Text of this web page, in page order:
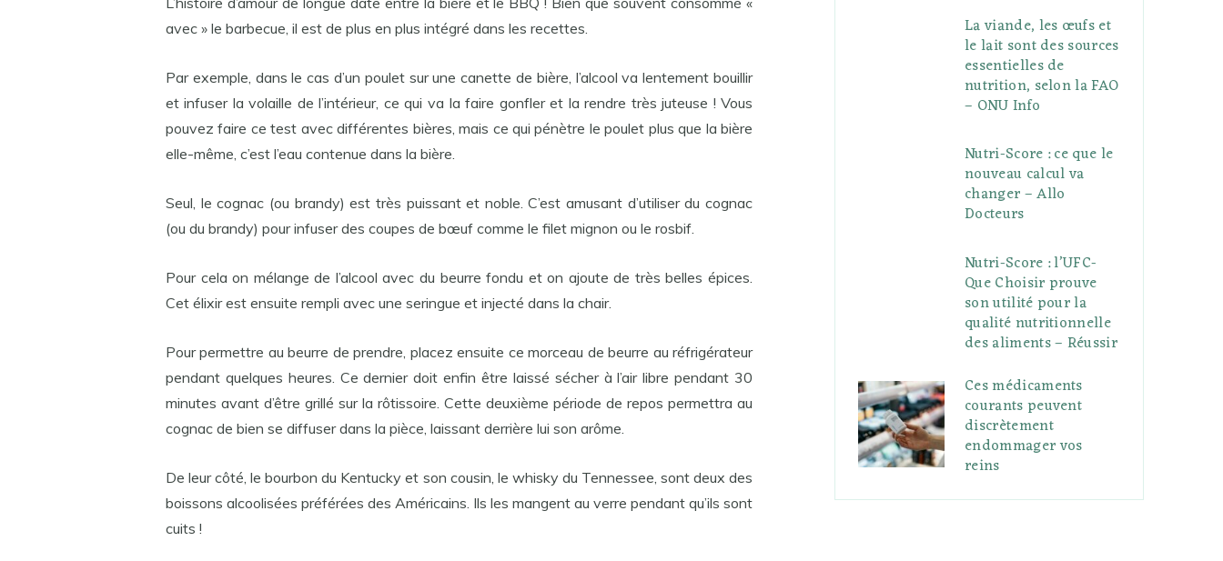
avec » le barbecue, il est de plus en plus intégré dans les recettes.
Par exemple, dans le cas d’un poulet sur une canette de bière, l’alcool va lentement bouillir
et infuser la volaille de l’intérieur, ce qui va la faire gonfler et la rendre très juteuse ! Vous
pouvez faire ce test avec différentes bières, mais ce qui pénètre le poulet plus que la bière
elle-même, c’est l’eau contenue dans la bière.
Seul, le cognac (ou brandy) est très puissant et noble. C’est amusant d’utiliser du cognac
(ou du brandy) pour infuser des coupes de bœuf comme le filet mignon ou le rosbif.
Pour cela on mélange de l’alcool avec du beurre fondu et on ajoute de très belles épices.
Cet élixir est ensuite rempli avec une seringue et injecté dans la chair.
Pour permettre au beurre de prendre, placez ensuite ce morceau de beurre au réfrigérateur
pendant quelques heures. Ce dernier doit enfin être laissé sécher à l’air libre pendant 30
minutes avant d’être grillé sur la rôtissoire. Cette deuxième période de repos permettra au
cognac de bien se diffuser dans la pièce, laissant derrière lui son arôme.
De leur côté, le bourbon du Kentucky et son cousin, le whisky du Tennessee, sont deux des
boissons alcoolisées préférées des Américains. Ils les mangent au verre pendant qu’ils sont
cuits !
La viande, les œufs et
le lait sont des sources
essentielles de
nutrition, selon la FAO
– ONU Info
Nutri-Score : ce que le
nouveau calcul va
changer – Allo
Docteurs
Nutri-Score : l’UFC-
Que Choisir prouve
son utilité pour la
qualité nutritionnelle
des aliments – Réussir
Ces médicaments
courants peuvent
discrètement
endommager vos
reins